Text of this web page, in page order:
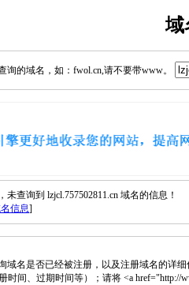
域
询的域名，如：fwol.cn,请不要带www。
未查询到 lzjcl.757502811.cn 域名的信息！
信息]
域名是否已经被注册，以及注册域名的详
时间、过期时间等）；请将 <a href="http://